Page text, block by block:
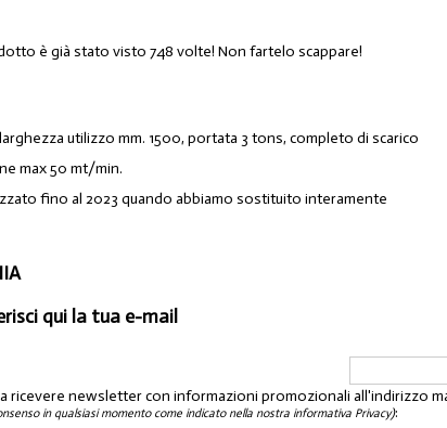
è già stato visto 748 volte! Non fartelo scappare!
utilizzo mm. 1500, portata 3 tons, completo di scarico
max 50 mt/min.
fino al 2023 quando abbiamo sostituito interamente
qui la tua e-mail
ricevere newsletter con informazioni promozionali all'indirizzo
in qualsiasi momento come indicato nella nostra informativa Privacy):